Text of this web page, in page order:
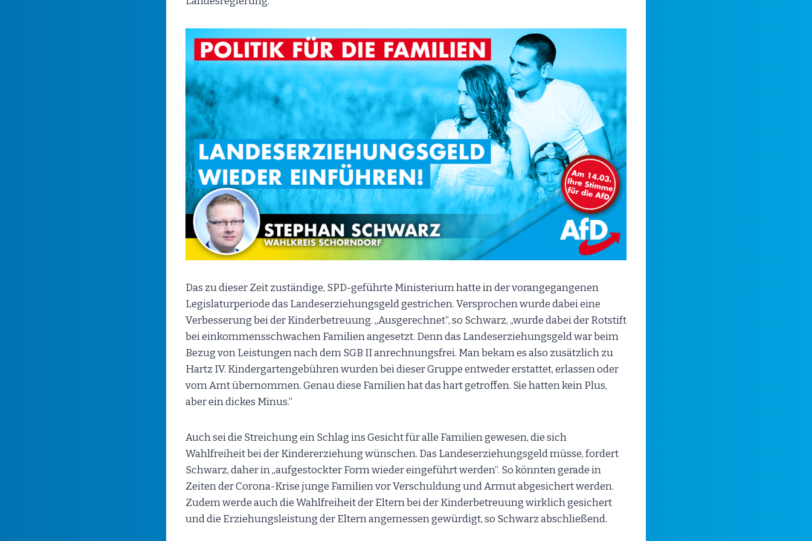
Das zu dieser Zeit zuständige, SPD-geführte Ministerium hatte in der vorangegangenen
Legislaturperiode das Landeserziehungsgeld gestrichen. Versprochen wurde dabei eine
Verbesserung bei der Kinderbetreuung. „Ausgerechnet“, so Schwarz, „wurde dabei der Rotstift
bei einkommensschwachen Familien angesetzt. Denn das Landeserziehungsgeld war beim
Bezug von Leistungen nach dem SGB II anrechnungsfrei. Man bekam es also zusätzlich zu
Hartz IV. Kindergartengebühren wurden bei dieser Gruppe entweder erstattet, erlassen oder
vom Amt übernommen. Genau diese Familien hat das hart getroffen. Sie hatten kein Plus,
aber ein dickes Minus.“
Auch sei die Streichung ein Schlag ins Gesicht für alle Familien gewesen, die sich
Wahlfreiheit bei der Kindererziehung wünschen. Das Landeserziehungsgeld müsse, fordert
Schwarz, daher in „aufgestockter Form wieder eingeführt werden“. So könnten gerade in
Zeiten der Corona-Krise junge Familien vor Verschuldung und Armut abgesichert werden.
Zudem werde auch die Wahlfreiheit der Eltern bei der Kinderbetreuung wirklich gesichert
und die Erziehungsleistung der Eltern angemessen gewürdigt, so Schwarz abschließend.